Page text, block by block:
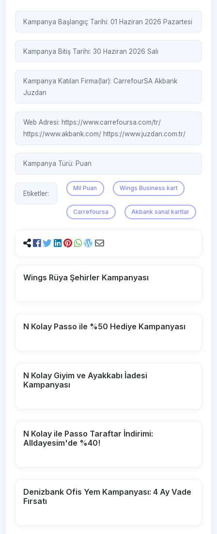
Kampanya Başlangıç Tarihi: 01 Haziran 2026 Pazartesi
Kampanya Bitiş Tarihi: 30 Haziran 2026 Salı
Kampanya Katılan Firma(lar):CarrefourSAAkbank
Juzdan
Web Adresi: https://www.carrefoursa.com/tr/
https://www.akbank.com/ https://www.juzdan.com.tr/
Kampanya Türü: Puan
Etiketler:
Mil Puan Wings Business kart
Carrefoursa Akbank sanal kartlar
Wings Rüya Şehirler Kampanyası
N Kolay Passo ile %50 Hediye Kampanyası
N Kolay Giyim ve Ayakkabı İadesi
Kampanyası
N Kolay ile Passo Taraftar İndirimi:
Alldayesim'de %40!
Denizbank Ofis Yem Kampanyası: 4 Ay Vade
Fırsatı